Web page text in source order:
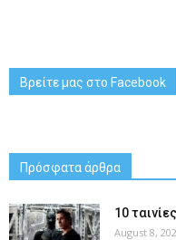
Βρείτε μας στο Facebook
Πρόσφατα άρθρα
10
August 8,